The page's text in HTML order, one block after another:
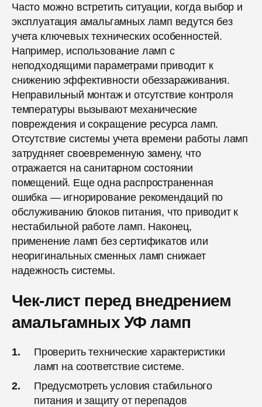
Часто можно встретить ситуации, когда выбор и
эксплуатация амальгамных ламп ведутся без
учета ключевых технических особенностей.
Например, использование ламп с
неподходящими параметрами приводит к
снижению эффективности обеззараживания.
Неправильный монтаж и отсутствие контроля
температуры вызывают механические
повреждения и сокращение ресурса ламп.
Отсутствие системы учета времени работы ламп
затрудняет своевременную замену, что
отражается на санитарном состоянии
помещений. Еще одна распространенная
ошибка — игнорирование рекомендаций по
обслуживанию блоков питания, что приводит к
нестабильной работе ламп. Наконец,
применение ламп без сертификатов или
неоригинальных сменных ламп снижает
надежность системы.
Чек-лист перед внедрением
амальгамных УФ ламп
Проверить технические характеристики
ламп на соответствие системе.
Предусмотреть условия стабильного
питания и защиту от перепадов